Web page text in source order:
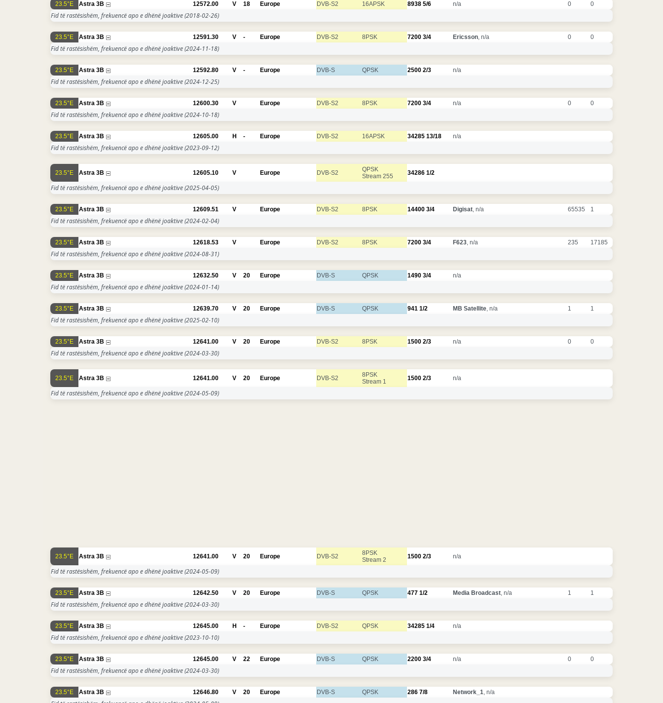
23.5°E Astra 3B 12572.00 V 18 Europe DVB-S2 16APSK 8938 5/6 n/a 0 0
Fid të rastësishëm, frekuencë apo e dhënë joaktive(2018-02-26)
23.5°E Astra 3B 12591.30 V - Europe DVB-S2 8PSK 7200 3/4 Ericsson, n/a 0 0
Fid të rastësishëm, frekuencë apo e dhënë joaktive(2024-11-18)
23.5°E Astra 3B 12592.80 V - Europe DVB-S QPSK 2500 2/3 n/a
Fid të rastësishëm, frekuencë apo e dhënë joaktive(2024-12-25)
23.5°E Astra 3B 12600.30 V Europe DVB-S2 8PSK 7200 3/4 n/a 0 0
Fid të rastësishëm, frekuencë apo e dhënë joaktive(2024-10-18)
23.5°E Astra 3B 12605.00 H - Europe DVB-S2 16APSK 34285 13/18 n/a
Fid të rastësishëm, frekuencë apo e dhënë joaktive(2023-09-12)
23.5°E Astra 3B 12605.10 V Europe DVB-S2
QPSK
Stream 255
34286 1/2
Fid të rastësishëm, frekuencë apo e dhënë joaktive(2025-04-05)
23.5°E Astra 3B 12609.51 V Europe DVB-S2 8PSK 14400 3/4 Digisat, n/a 65535 1
Fid të rastësishëm, frekuencë apo e dhënë joaktive(2024-02-04)
23.5°E Astra 3B 12618.53 V Europe DVB-S2 8PSK 7200 3/4 F623, n/a 235 17185
Fid të rastësishëm, frekuencë apo e dhënë joaktive(2024-08-31)
23.5°E Astra 3B 12632.50 V 20 Europe DVB-S QPSK 1490 3/4 n/a
Fid të rastësishëm, frekuencë apo e dhënë joaktive(2024-01-14)
23.5°E Astra 3B 12639.70 V 20 Europe DVB-S QPSK 941 1/2 MB Satellite, n/a 1 1
Fid të rastësishëm, frekuencë apo e dhënë joaktive(2025-02-10)
23.5°E Astra 3B 12641.00 V 20 Europe DVB-S2 8PSK 1500 2/3 n/a 0 0
Fid të rastësishëm, frekuencë apo e dhënë joaktive(2024-03-30)
23.5°E Astra 3B 12641.00 V 20 Europe DVB-S2
8PSK
Stream 1
1500 2/3 n/a
Fid të rastësishëm, frekuencë apo e dhënë joaktive(2024-05-09)
23.5°E Astra 3B 12641.00 V 20 Europe DVB-S2
8PSK
Stream 2
1500 2/3 n/a
Fid të rastësishëm, frekuencë apo e dhënë joaktive(2024-05-09)
23.5°E Astra 3B 12642.50 V 20 Europe DVB-S QPSK 477 1/2 Media Broadcast, n/a 1 1
Fid të rastësishëm, frekuencë apo e dhënë joaktive(2024-03-30)
23.5°E Astra 3B 12645.00 H - Europe DVB-S2 QPSK 34285 1/4 n/a
Fid të rastësishëm, frekuencë apo e dhënë joaktive(2023-10-10)
23.5°E Astra 3B 12645.00 V 22 Europe DVB-S QPSK 2200 3/4 n/a 0 0
Fid të rastësishëm, frekuencë apo e dhënë joaktive(2024-03-30)
23.5°E Astra 3B 12646.80 V 20 Europe DVB-S QPSK 286 7/8 Network_1, n/a